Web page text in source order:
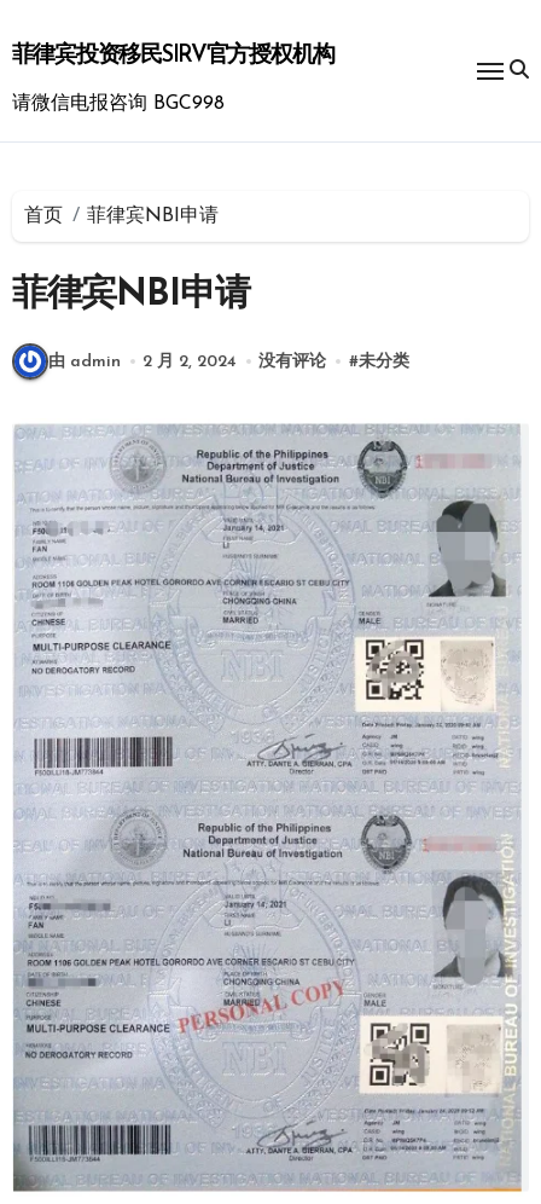
到
内
菲律宾投资移民SIRV官方授权机构
请微信电报咨询 BGC998
首页 菲律宾NBI申请
菲律宾NBI申请
由 admin 2 月 2, 2024 没有评论 #未分类